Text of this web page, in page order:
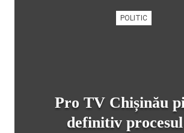
POLITIC
Pro TV Chișinău
definitiv